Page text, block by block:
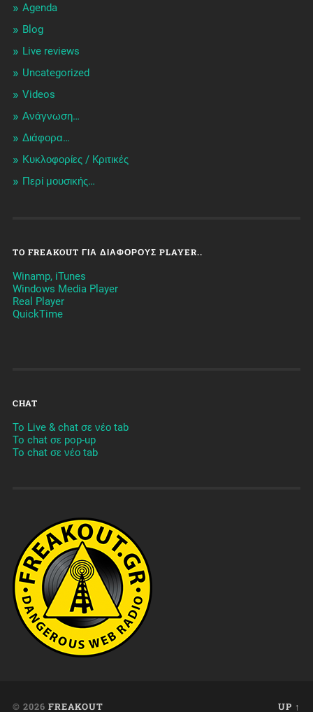
Agenda
Blog
Live reviews
Uncategorized
Videos
Ανάγνωση…
Διάφορα…
Κυκλοφορίες / Kριτικές
Περί μουσικής…
TO FREAKOUT ΓΙΑ ΔΙΆΦΟΡΟΥΣ PLAYER..
Winamp, iTunes
Windows Media Player
Real Player
QuickTime
CHAT
To Live & chat σε νέο tab
To chat σε pop-up
To chat σε νέο tab
© 2026 FREAKOUT UP ↑